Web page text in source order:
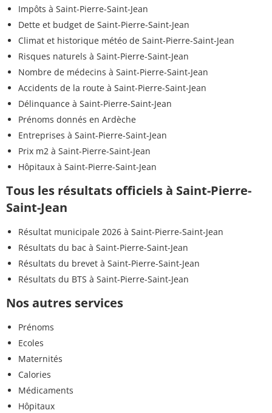
Impôts à Saint-Pierre-Saint-Jean
Dette et budget de Saint-Pierre-Saint-Jean
Climat et historique météo de Saint-Pierre-Saint-Jean
Risques naturels à Saint-Pierre-Saint-Jean
Nombre de médecins à Saint-Pierre-Saint-Jean
Accidents de la route à Saint-Pierre-Saint-Jean
Délinquance à Saint-Pierre-Saint-Jean
Prénoms donnés en Ardèche
Entreprises à Saint-Pierre-Saint-Jean
Prix m2 à Saint-Pierre-Saint-Jean
Hôpitaux à Saint-Pierre-Saint-Jean
Tous les résultats officiels à Saint-Pierre-
Saint-Jean
Résultat municipale 2026 à Saint-Pierre-Saint-Jean
Résultats du bac à Saint-Pierre-Saint-Jean
Résultats du brevet à Saint-Pierre-Saint-Jean
Résultats du BTS à Saint-Pierre-Saint-Jean
Nos autres services
Prénoms
Ecoles
Maternités
Calories
Médicaments
Hôpitaux